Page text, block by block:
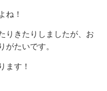
ね！
りきたりしましたが、お
がたいです。
ます！